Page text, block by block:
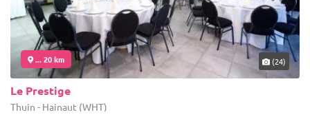
... 20 km (24)
Le Prestige
Thuin - Hainaut (WHT)